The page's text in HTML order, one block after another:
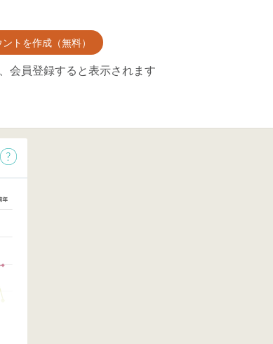
トを作成（無料）
会員登録すると表示されます